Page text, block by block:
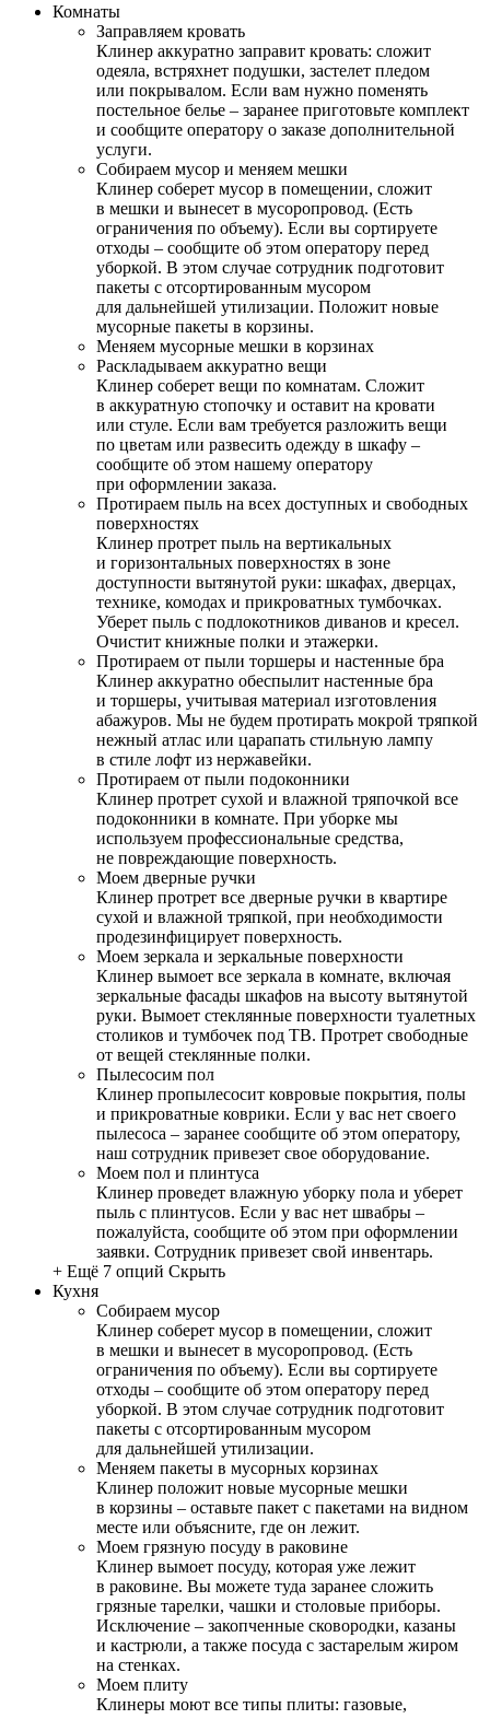
Комнаты
Заправляем кровать
Клинер аккуратно заправит кровать: сложит
одеяла, встряхнет подушки, застелет пледом
или покрывалом. Если вам нужно поменять
постельное белье – заранее приготовьте комплект
и сообщите оператору о заказе дополнительной
услуги.
Собираем мусор и меняем мешки
Клинер соберет мусор в помещении, сложит
в мешки и вынесет в мусоропровод. (Есть
ограничения по объему). Если вы сортируете
отходы – сообщите об этом оператору перед
уборкой. В этом случае сотрудник подготовит
пакеты с отсортированным мусором
для дальнейшей утилизации. Положит новые
мусорные пакеты в корзины.
Меняем мусорные мешки в корзинах
Раскладываем аккуратно вещи
Клинер соберет вещи по комнатам. Сложит
в аккуратную стопочку и оставит на кровати
или стуле. Если вам требуется разложить вещи
по цветам или развесить одежду в шкафу –
сообщите об этом нашему оператору
при оформлении заказа.
Протираем пыль на всех доступных и свободных
поверхностях
Клинер протрет пыль на вертикальных
и горизонтальных поверхностях в зоне
доступности вытянутой руки: шкафах, дверцах,
технике, комодах и прикроватных тумбочках.
Уберет пыль с подлокотников диванов и кресел.
Очистит книжные полки и этажерки.
Протираем от пыли торшеры и настенные бра
Клинер аккуратно обеспылит настенные бра
и торшеры, учитывая материал изготовления
абажуров. Мы не будем протирать мокрой тряпкой
нежный атлас или царапать стильную лампу
в стиле лофт из нержавейки.
Протираем от пыли подоконники
Клинер протрет сухой и влажной тряпочкой все
подоконники в комнате. При уборке мы
используем профессиональные средства,
не повреждающие поверхность.
Моем дверные ручки
Клинер протрет все дверные ручки в квартире
сухой и влажной тряпкой, при необходимости
продезинфицирует поверхность.
Моем зеркала и зеркальные поверхности
Клинер вымоет все зеркала в комнате, включая
зеркальные фасады шкафов на высоту вытянутой
руки. Вымоет стеклянные поверхности туалетных
столиков и тумбочек под ТВ. Протрет свободные
от вещей стеклянные полки.
Пылесосим пол
Клинер пропылесосит ковровые покрытия, полы
и прикроватные коврики. Если у вас нет своего
пылесоса – заранее сообщите об этом оператору,
наш сотрудник привезет свое оборудование.
Моем пол и плинтуса
Клинер проведет влажную уборку пола и уберет
пыль с плинтусов. Если у вас нет швабры –
пожалуйста, сообщите об этом при оформлении
заявки. Сотрудник привезет свой инвентарь.
+ Ещё 7 опций Скрыть
Кухня
Собираем мусор
Клинер соберет мусор в помещении, сложит
в мешки и вынесет в мусоропровод. (Есть
ограничения по объему). Если вы сортируете
отходы – сообщите об этом оператору перед
уборкой. В этом случае сотрудник подготовит
пакеты с отсортированным мусором
для дальнейшей утилизации.
Меняем пакеты в мусорных корзинах
Клинер положит новые мусорные мешки
в корзины – оставьте пакет с пакетами на видном
месте или объясните, где он лежит.
Моем грязную посуду в раковине
Клинер вымоет посуду, которая уже лежит
в раковине. Вы можете туда заранее сложить
грязные тарелки, чашки и столовые приборы.
Исключение – закопченные сковородки, казаны
и кастрюли, а также посуда с застарелым жиром
на стенках.
Моем плиту
Клинеры моют все типы плиты: газовые,